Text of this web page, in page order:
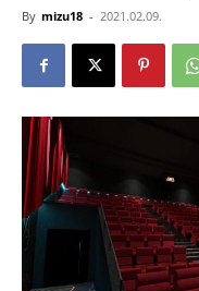
By mizu18 - 2021.02.09.